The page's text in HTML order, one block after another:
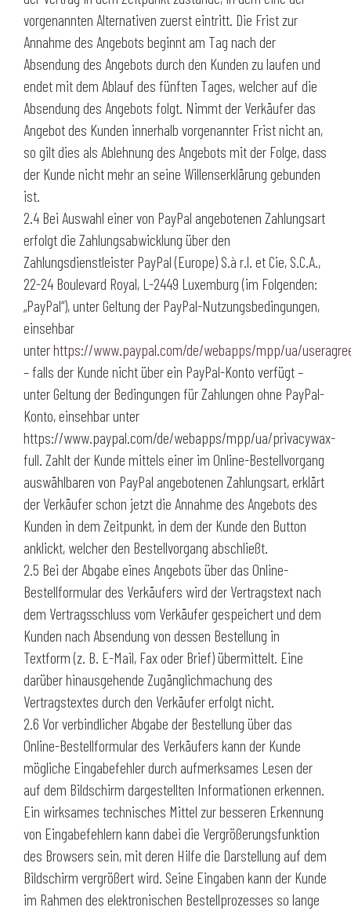
vorgenannten Alternativen zuerst eintritt. Die Frist zur
Annahme des Angebots beginnt am Tag nach der
Absendung des Angebots durch den Kunden zu laufen und
endet mit dem Ablauf des fünften Tages, welcher auf die
Absendung des Angebots folgt. Nimmt der Verkäufer das
Angebot des Kunden innerhalb vorgenannter Frist nicht an,
so gilt dies als Ablehnung des Angebots mit der Folge, dass
der Kunde nicht mehr an seine Willenserklärung gebunden
ist.
2.4 Bei Auswahl einer von PayPal angebotenen Zahlungsart
erfolgt die Zahlungsabwicklung über den
Zahlungsdienstleister PayPal (Europe) S.à r.l. et Cie, S.C.A.,
22-24 Boulevard Royal, L-2449 Luxemburg (im Folgenden:
„PayPal“), unter Geltung der PayPal-Nutzungsbedingungen,
einsehbar
unterhttps://www.paypal.com/de/webapps/mpp/ua/
– falls der Kunde nicht über ein PayPal-Konto verfügt –
unter Geltung der Bedingungen für Zahlungen ohne PayPal-
Konto, einsehbar unter
https://www.paypal.com/de/webapps/mpp/ua/privacywax-
full. Zahlt der Kunde mittels einer im Online-Bestellvorgang
auswählbaren von PayPal angebotenen Zahlungsart, erklärt
der Verkäufer schon jetzt die Annahme des Angebots des
Kunden in dem Zeitpunkt, in dem der Kunde den Button
anklickt, welcher den Bestellvorgang abschließt.
2.5 Bei der Abgabe eines Angebots über das Online-
Bestellformular des Verkäufers wird der Vertragstext nach
dem Vertragsschluss vom Verkäufer gespeichert und dem
Kunden nach Absendung von dessen Bestellung in
Textform (z. B. E-Mail, Fax oder Brief) übermittelt. Eine
darüber hinausgehende Zugänglichmachung des
Vertragstextes durch den Verkäufer erfolgt nicht.
2.6 Vor verbindlicher Abgabe der Bestellung über das
Online-Bestellformular des Verkäufers kann der Kunde
mögliche Eingabefehler durch aufmerksames Lesen der
auf dem Bildschirm dargestellten Informationen erkennen.
Ein wirksames technisches Mittel zur besseren Erkennung
von Eingabefehlern kann dabei die Vergrößerungsfunktion
des Browsers sein, mit deren Hilfe die Darstellung auf dem
Bildschirm vergrößert wird. Seine Eingaben kann der Kunde
im Rahmen des elektronischen Bestellprozesses so lange